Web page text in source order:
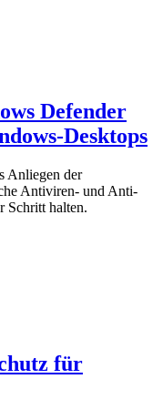
Defender
Desktops
Anliegen der
Antiviren- und Anti-
Schritt halten.
für